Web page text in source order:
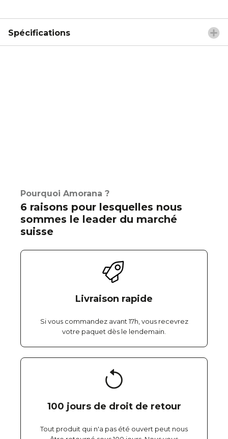
Spécifications
Pourquoi Amorana ?
6 raisons pour lesquelles nous
sommes le leader du marché
suisse
Livraison rapide
Si vous commandez avant 17h, vous recevrez
votre paquet dès le lendemain.
100 jours de droit de retour
Tout produit qui n'a pas été ouvert peut nous